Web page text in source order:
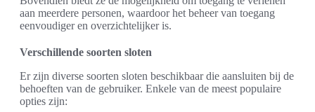
aan meerdere personen, waardoor het beheer van toegang
eenvoudiger en overzichtelijker is.
Verschillende soorten sloten
Er zijn diverse soorten sloten beschikbaar die aansluiten bij de
behoeften van de gebruiker. Enkele van de meest populaire
opties zijn: